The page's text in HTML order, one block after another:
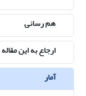
هم رسانی
ارجاع به این مقاله
آمار